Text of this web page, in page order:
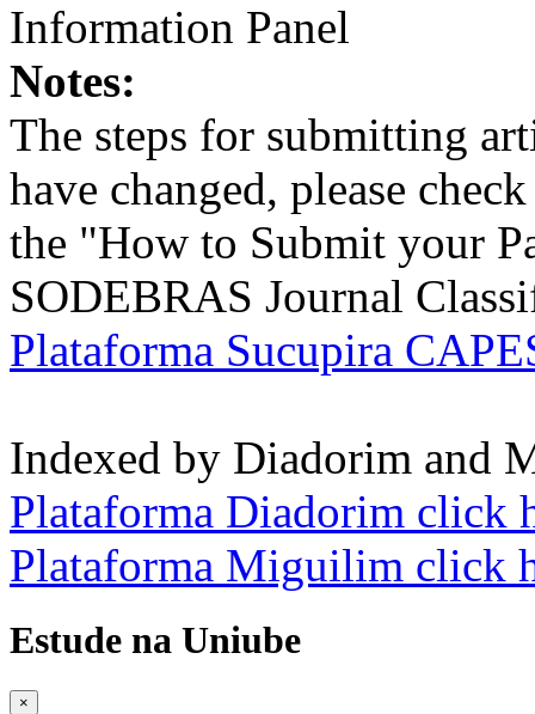
Information Panel
Notes:
The steps for submitting
have changed, please
the "How to Submit your
SODEBRAS Journal
Plataforma Sucupira
Indexed by Diadorim and
Plataforma Diadorim click
Plataforma Miguilim click
Estude na Uniube
×